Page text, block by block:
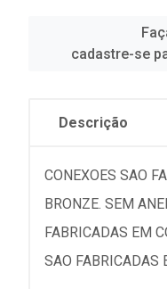
cadastre-se
Descrição
CONEXOES SAO
BRONZE. SEM
FABRICADAS EM
SAO FABRICADAS